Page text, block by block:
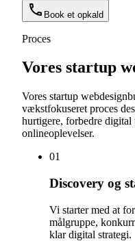
Book et opkald
Proces
Vores startup
Vores startup
vækstfokuseret proces
hurtigere, forbedre digital
onlineoplevelser.
01
Discovery og
Vi starter med at
målgruppe,
klar digital strategi.